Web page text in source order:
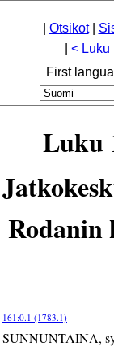
Otsikot|
< Luku
First
Luku
Rodanin
161:0.1 (1783.1)
SUNNUNTAINA,